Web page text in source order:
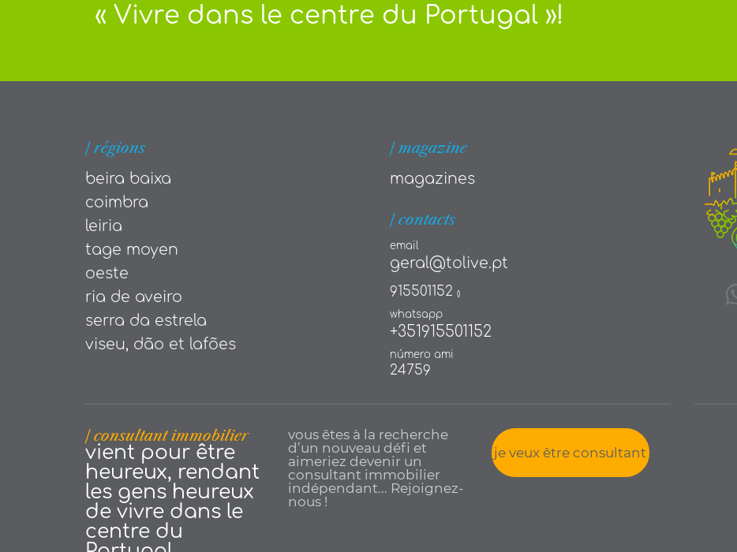
« Vivre dans le centre du Portugal »!
| régions
beira baixa
coimbra
leiria
tage moyen
oeste
ria de aveiro
serra da estrela
viseu, dão et lafões
| magazine
magazines
| contacts
email
geral@tolive.pt
915501152 ()
whatsapp
+351915501152
número ami
24759
| consultant immobilier
vient pour être
heureux, rendant
les gens heureux
de vivre dans le
centre du
vous êtes à la recherche
d’un nouveau défi et
aimeriez devenir un
consultant immobilier
indépendant... Rejoignez-
nous !
je veux être consultant